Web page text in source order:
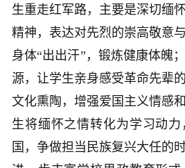
生重走红军路，主要是深切缅
精神，表达对先烈的崇高敬意
身体“出出汗”，锻炼健康体魄
源，让学生亲身感受革命先辈
文化熏陶，增强爱国主义情感
生将缅怀之情转化为学习动
国，争做担当民族复兴大任的